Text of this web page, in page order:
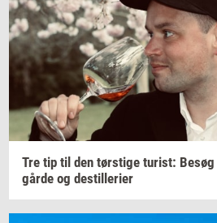
Tre tip til den tørsti­ge turist: Besøg
går­de og destil­le­ri­er